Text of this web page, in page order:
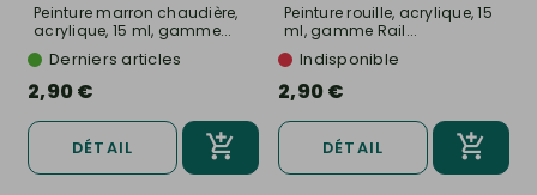
Peinture marron chaudière,
acrylique, 15 ml, gamme...
Derniers articles
2,90 €
DÉTAIL
Peinture rouille, acrylique, 15
ml, gamme Rail...
Indisponible
2,90 €
DÉTAIL